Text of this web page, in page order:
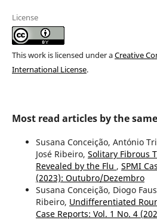
License
This work is licensed under aCreative
International License.
Most read articles by the
Susana Conceição, António
José Ribeiro, Solitary Fibrous
Revealed by the Flu , SPMI
(2023): Outubro/Dezembro
Susana Conceição, Diogo
Ribeiro, Undifferentiated
Case Reports: Vol. 1 No. 4